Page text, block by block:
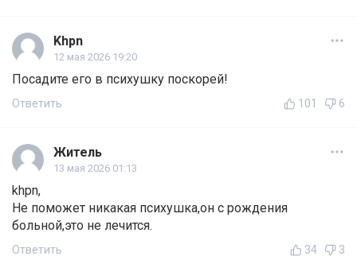
Khpn
12 мая 2026 19:20
Посадите его в психушку поскорей!
Ответить 101 6
Житель
13 мая 2026 01:13
khpn,
Не поможет никакая психушка,он с рождения
больной,это не лечится.
Ответить 34 3